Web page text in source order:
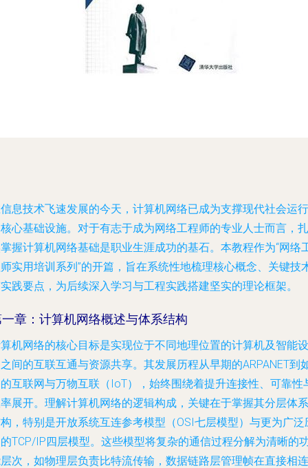
息技术飞速发展的今天，计算机网络已成为支撑现代社会运行
心基础设施。对于有志于成为网络工程师的专业人士而言，扎
握计算机网络基础是职业生涯成功的基石。本教程作为“网络
实用培训系列”的开篇，旨在系统性地梳理核心概念、关键技
践要点，为后续深入学习与工程实践搭建坚实的理论框架。
章：计算机网络概述与体系结构
机网络的核心目标是实现位于不同地理位置的计算机及智能设
间的互联互通与资源共享。其发展历程从早期的ARPANET到
互联网与万物互联（IoT），始终围绕着提升连接性、可靠性
展开。理解计算机网络的逻辑构成，关键在于掌握其分层体系
，特别是开放系统互连参考模型（OSI七层模型）与更为广泛
TCP/IP四层模型。这些模型将复杂的通信过程分解为清晰的
次，如物理层负责比特流传输，数据链路层管理帧在直接相连